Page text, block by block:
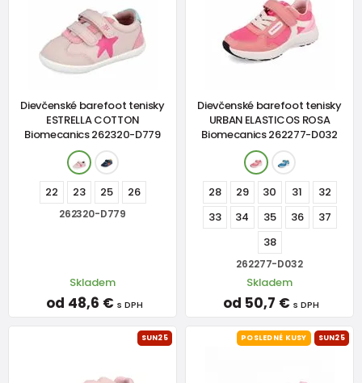
Dievčenské barefoot tenisky
ESTRELLA COTTON
Biomecanics 262320-D779
22 23 25 26
262320-D779
Skladem
od 48,6 € s DPH
Dievčenské barefoot tenisky
URBAN ELASTICOS ROSA
Biomecanics 262277-D032
28 29 30 31
32
33
34 35 36
37
38
262277-D032
Skladem
od 50,7 € s DPH
SUN25 POSLEDNÉ KUSY SUN25